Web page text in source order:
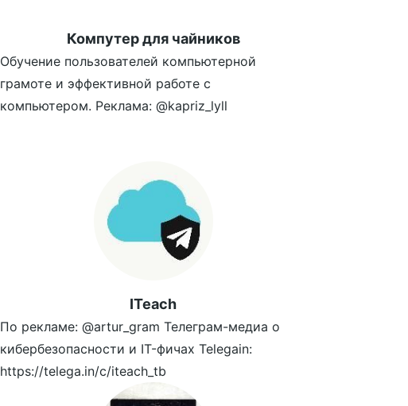
Компутер для чайников
Обучение пользователей компьютерной
грамоте и эффективной работе с
компьютером. Реклама: @kapriz_lyll
ITeach
По рекламе: @artur_gram Телеграм-медиа о
кибербезопасности и IT-фичах Telegain:
https://telega.in/c/iteach_tb